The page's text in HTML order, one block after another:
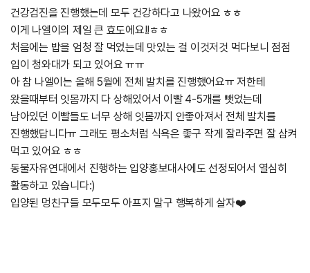
건강검진을 진행했는데 모두 건강하다고 나왔어요 ㅎㅎ
이게 나엘이의 제일 큰 효도에요!!ㅎㅎ
처음에는 밥을 엄청 잘 먹었는데 맛있는 걸 이것저것 먹다보니 점점
입이 청와대가 되고 있어요 ㅠㅠ
아 참 나엘이는 올해 5월에 전체 발치를 진행했어요ㅠ 저한테
왔을때부터 잇몸까지 다 상해있어서 이빨 4-5개를 뺏었는데
남아있던 이빨들도 너무 상해 잇몸까지 안좋아져서 전체 발치를
진행했답니다ㅠ 그래도 평소처럼 식욕은 좋구 작게 잘라주면 잘 삼켜
먹고 있어요 ㅎㅎ
동물자유연대에서 진행하는 입양홍보대사에도 선정되어서 열심히
활동하고 있습니다:)
입양된 멍친구들 모두모두 아프지 말구 행복하게 살자❤️